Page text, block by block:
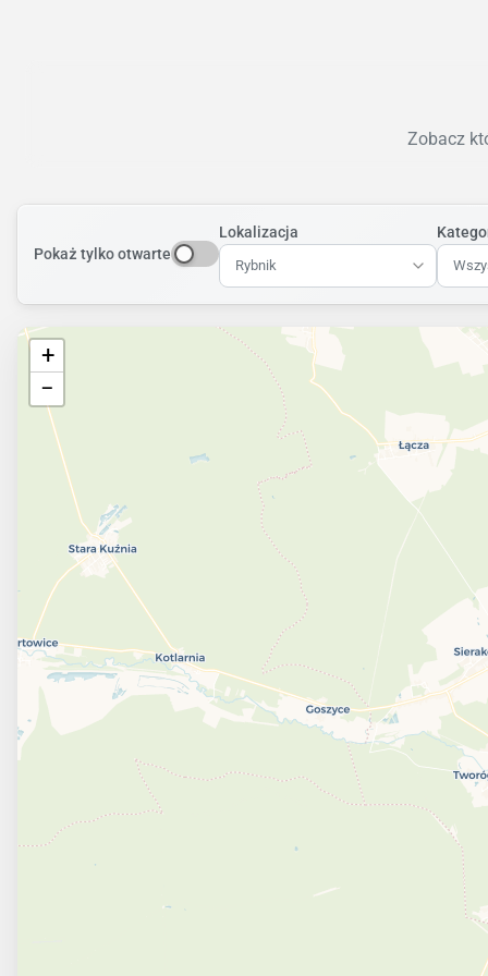
Zobacz
Pokaż tylko otwarte
Lokalizacja
Rybnik
+
−